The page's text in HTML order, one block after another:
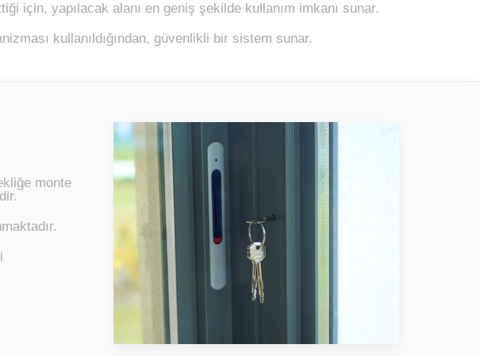
için, yapılacak alanı en geniş şekilde kullanım imkanı sunar.
kullanıldığından, güvenlikli bir sistem sunar.
monte